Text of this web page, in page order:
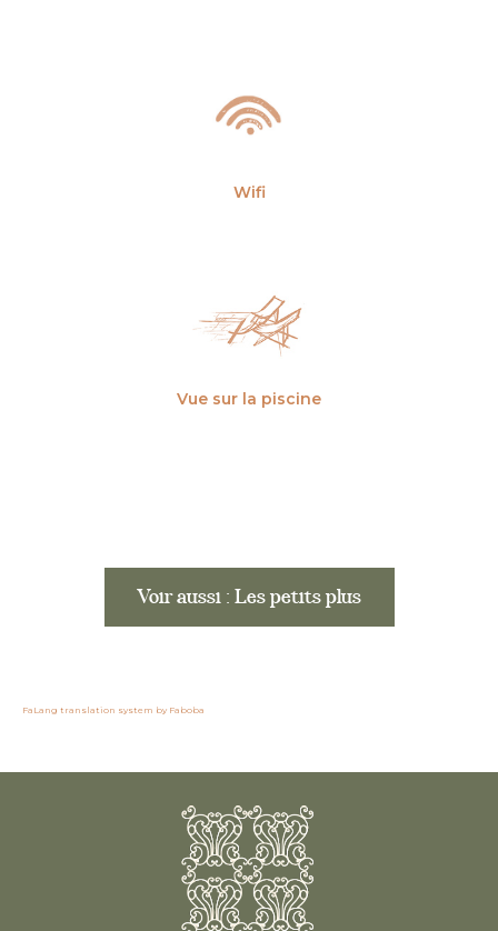
Wifi
Vue sur la piscine
Voir aussi : Les petits plus
FaLang translation system by Faboba